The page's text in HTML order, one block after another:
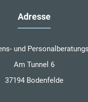
Adresse
und
Am Tunnel 6
37194 Bodenfelde